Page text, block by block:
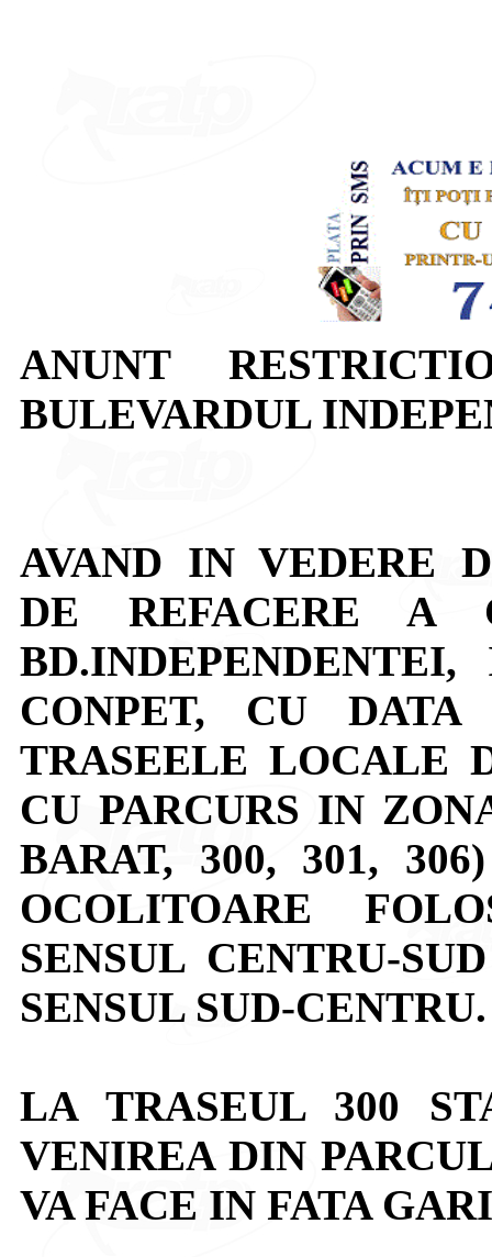
ANUNT
BULEVARDUL
AVAND IN VEDERE
DE REFACERE A
CONPET, CU
TRASEELE LOCALE
CU PARCURS IN
BARAT, 300, 301,
OCOLITOARE
SENSUL CENTRU-
SENSUL SUD-CENTRU.
LA TRASEUL 300
VENIREA DIN
VA FACE IN FATA